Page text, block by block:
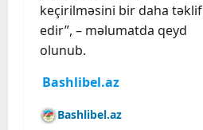
keçirilməsini bir daha təklif
edir”, – məlumatda qeyd
olunub.
Bashlibel.az
Bashlibel.az